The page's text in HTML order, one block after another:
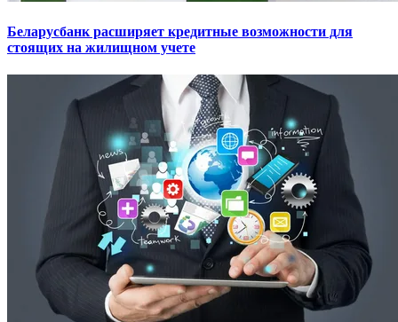
Беларусбанк расширяет кредитные возможности для
стоящих на жилищном учете